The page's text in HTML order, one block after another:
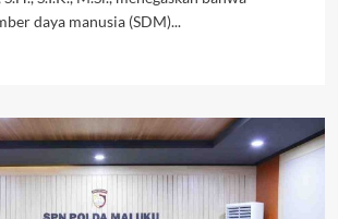
daya manusia (SDM)...